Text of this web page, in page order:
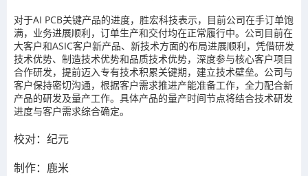
对于AI PCB关键产品的进度，胜宏科技表示，目前公司在手订单饱
满，业务进展顺利，订单生产和交付均在正常履行中。公司目前在
大客户和ASIC客户新产品、新技术方面的布局进展顺利，凭借研发
技术优势、制造技术优势和品质技术优势，深度参与核心客户项目
合作研发，提前迈入专有技术积累关键期，建立技术壁垒。公司与
客户保持密切沟通，根据客户需求推进产能准备工作，全力配合新
产品的研发及量产工作。具体产品的量产时间节点将结合技术研发
进度与客户需求综合确定。
校对：纪元
制作： 鹿米